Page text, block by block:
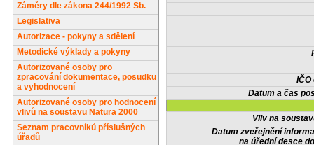
Záměry dle zákona 244/1992 Sb.
Legislativa
Autorizace - pokyny a sdělení
Metodické výklady a pokyny
Autorizované osoby pro
zpracování dokumentace, posudku
a vyhodnocení
Autorizované osoby pro hodnocení
vlivů na soustavu Natura 2000
Seznam pracovníků příslušných
úřadů
IČO
Datum a čas
Vliv na
Datum zveřejnění
na úřední desce